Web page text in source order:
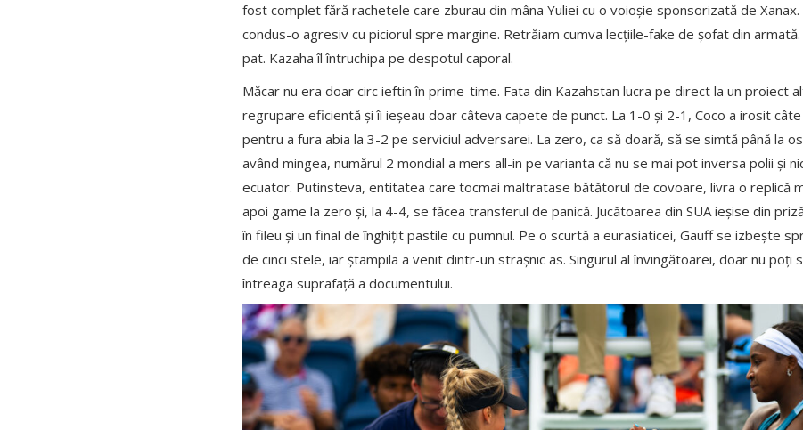
fost complet fără rachetele care zburau din mâna Yuliei cu o voioșie sponsorizată de
condus-o agresiv cu piciorul spre margine. Retrăiam cumva lecțiile-fake de șofat din armată.
pat. Kazaha îl întruchipa pe despotul caporal.
Măcar nu era doar circ ieftin în prime-time. Fata din Kazahstan lucra pe direct la un proiect
regrupare eficientă și îi ieșeau doar câteva capete de punct. La 1-0 și 2-1, Coco a irosit
pentru a fura abia la 3-2 pe serviciul adversarei. La zero, ca să doară, să se simtă până la
având mingea, numărul 2 mondial a mers all-in pe varianta că nu se mai pot inversa polii și
ecuator. Putinsteva, entitatea care tocmai maltratase bătătorul de covoare, livra o replică
apoi game la zero și, la 4-4, se făcea transferul de panică. Jucătoarea din SUA ieșise din
în fileu și un final de înghițit pastile cu pumnul. Pe o scurtă a eurasiaticei, Gauff se izbește
de cinci stele, iar ștampila a venit dintr-un strașnic as. Singurul al învingătoarei, doar nu poți
întreaga suprafață a documentului.